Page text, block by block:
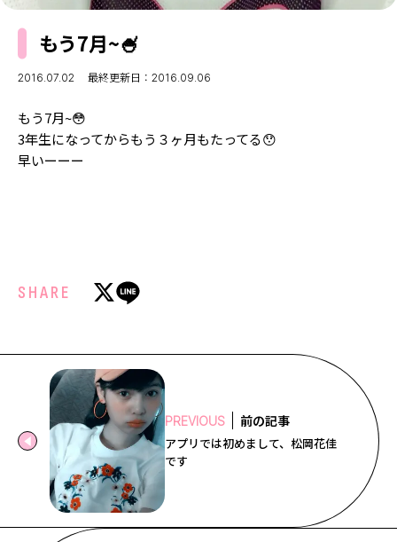
FORTUNE
ゲッターズ飯田
MISS SEVENTEEN
ミスセブンティーンニュース
バックナンバー
INFORMATION
Seventeen
新規会員登録・ログイン
もう7月~🍧
2016.07.02 最終更新日：2016.09.06
もう7月~😳
3年生になってからもう３ヶ月もたってる😯
早いーーー
SHARE
PREVIOUS 前の記事
アプリでは初めまして、松岡花佳
です